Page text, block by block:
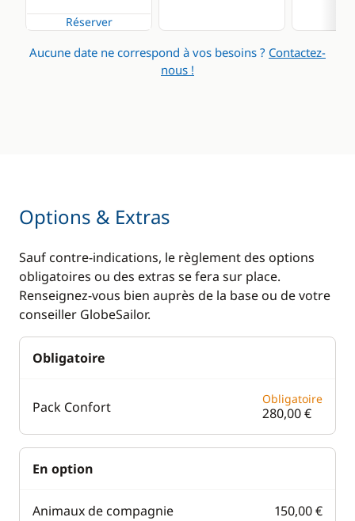
Réserver
Aucune date ne correspond à vos besoins ? Contactez-
nous !
Options & Extras
Sauf contre-indications, le règlement des options
obligatoires ou des extras se fera sur place.
Renseignez-vous bien auprès de la base ou de votre
conseiller GlobeSailor.
Obligatoire
Pack Confort Obligatoire
280,00 €
En option
Animaux de compagnie 150,00 €